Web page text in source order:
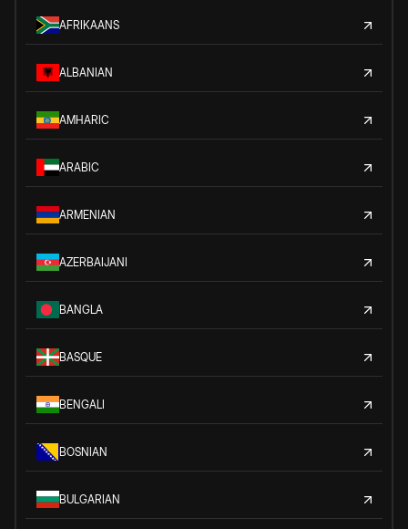
AFRIKAANS
ALBANIAN
AMHARIC
ARABIC
ARMENIAN
AZERBAIJANI
BANGLA
BASQUE
BENGALI
BOSNIAN
BULGARIAN